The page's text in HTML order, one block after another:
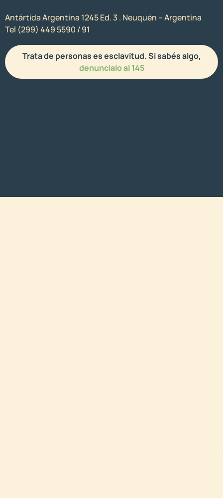
Antártida Argentina 1245 Ed. 3 . Neuquén – Argentina
Tel (299) 449 5590 / 91
Trata de personas es esclavitud. Si sabés algo,
denuncialo al 145